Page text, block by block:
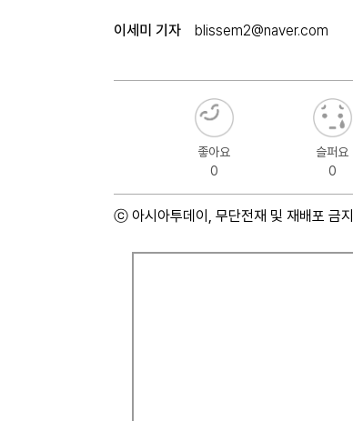
이세미 기자 blissem2@naver.com
좋아요
0
슬퍼요
0
ⓒ 아시아투데이, 무단전재 및 재배포 금지